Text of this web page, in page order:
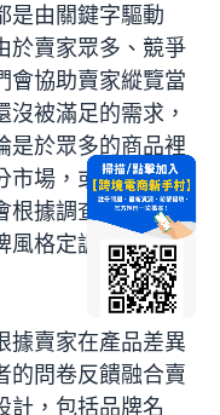
是由關鍵字驅動
於賣家眾多、競爭
會協助賣家縱覽當
被滿足的需求，
是於眾多的商品裡
市場，或者從競品
根據調查結果，提
風格定調。
據賣家在產品差異
的問卷反饋融合賣
計，包括品牌名